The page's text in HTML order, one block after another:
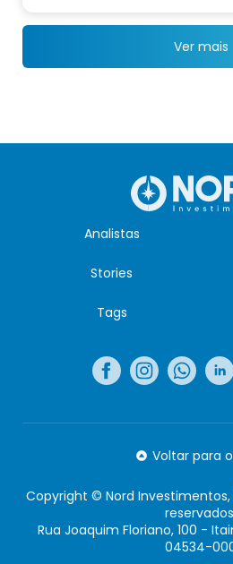
Ver mais
Analistas
Stories
Tags
Voltar para
Copyright © Nord Investimentos,
Rua Joaquim Floriano, 100 -
04534-